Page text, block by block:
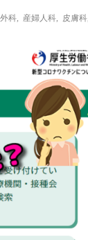
科 産婦人科 皮膚科